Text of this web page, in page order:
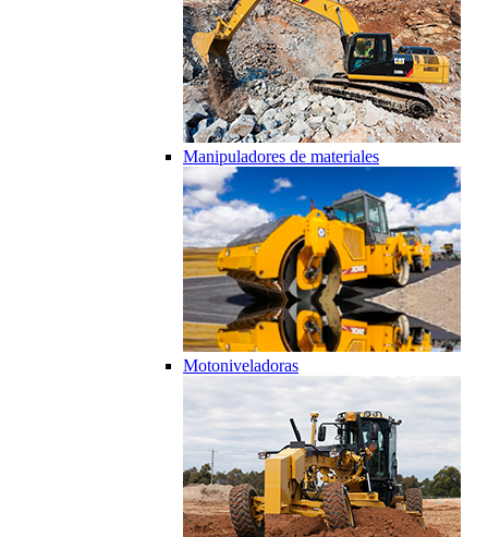
Manipuladores de materiales
Motoniveladoras